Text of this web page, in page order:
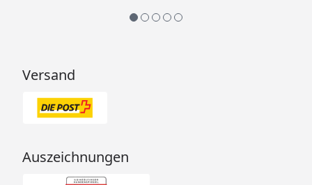
Versand
Auszeichnungen